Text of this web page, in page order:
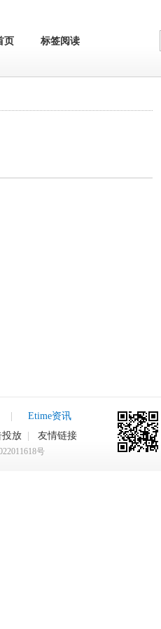
页 标签阅读
Etime资讯
投放 友情链接
号